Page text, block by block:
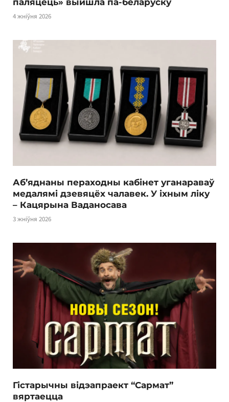
4 жніўня 2026
Аб’яднаны пераходны кабінет уганараваў
медалямі дзевяцёх чалавек. У іхным ліку
– Кацярына Ваданосава
3 жніўня 2026
Гістарычны відэапраект “Сармат”
вяртаецца